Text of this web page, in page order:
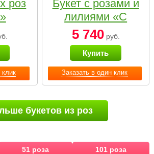
клик
роз
Заказать в один клик
Букет с розами и
лилиями «С
наилучшими
пожеланиями»
5 740руб.
Купить
букетов из роз
51 роза
101 роза